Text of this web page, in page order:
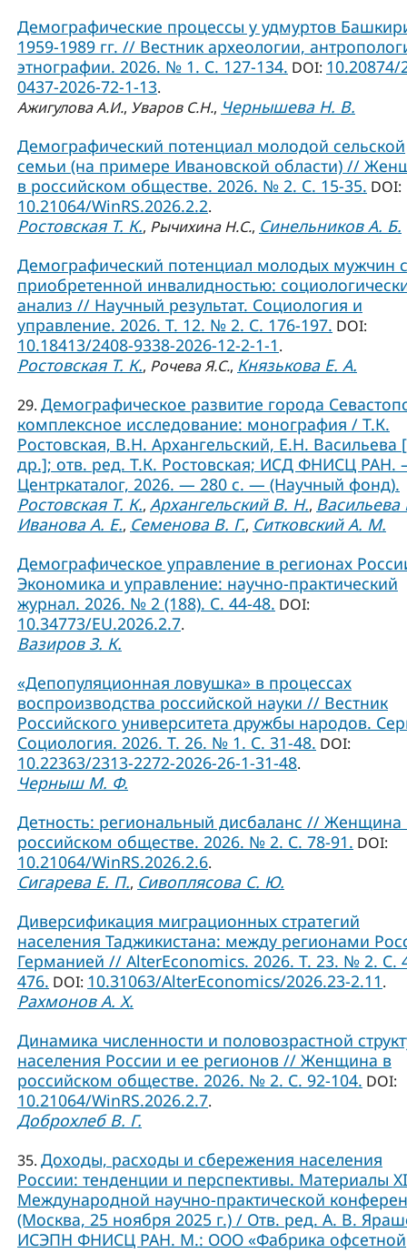
Демографические процессы у удмуртов
1959-1989 гг. // Вестник археологии,
этнографии. 2026. № 1. С. 127-134. DOI: 10.20874/
0437-2026-72-1-13.
Ажигулова А.И., Уваров С.Н., Чернышева Н. В.
Демографический потенциал молодой сельской
семьи (на примере Ивановской области) //
в российском обществе. 2026. № 2. С. 15-35. DOI:
10.21064/WinRS.2026.2.2.
Ростовская Т. К., Рычихина Н.С., Синельников А. Б.
Демографический потенциал молодых мужчин с
приобретенной инвалидностью:
анализ // Научный результат. Социология и
управление. 2026. Т. 12. № 2. С. 176-197. DOI:
10.18413/2408-9338-2026-12-2-1-1.
Ростовская Т. К., Рочева Я.С., Князькова Е. А.
29. Демографическое развитие города
комплексное исследование: монография / Т.К.
Ростовская, В.Н. Архангельский, Е.Н. Васильева
др.]; отв. ред. Т.К. Ростовская; ИСД ФНИСЦ
Центркаталог, 2026. — 280 с. — (Научный фонд).
Ростовская Т. К., Архангельский В. Н., Васильева
Иванова А. Е., Семенова В. Г., Ситковский А. М.
Демографическое управление в регионах
Экономика и управление: научно-практический
журнал. 2026. № 2 (188). С. 44-48. DOI:
10.34773/EU.2026.2.7.
Вазиров З. К.
«Депопуляционная ловушка» в процессах
воспроизводства российской науки // Вестник
Российского университета дружбы народов.
Социология. 2026. Т. 26. № 1. C. 31-48. DOI:
10.22363/2313-2272-2026-26-1-31-48.
Черныш М. Ф.
Детность: региональный дисбаланс // Женщина
российском обществе. 2026. № 2. С. 78-91. DOI:
10.21064/WinRS.2026.2.6.
Сигарева Е. П., Сивоплясова С. Ю.
Диверсификация миграционных стратегий
населения Таджикистана: между регионами
Германией // AlterEconomics. 2026. Т. 23. № 2. С.
476. DOI: 10.31063/AlterEconomics/2026.23-2.11.
Рахмонов А. Х.
Динамика численности и половозрастной
населения России и ее регионов // Женщина в
российском обществе. 2026. № 2. С. 92-104. DOI:
10.21064/WinRS.2026.2.7.
Доброхлеб В. Г.
35. Доходы, расходы и сбережения населения
России: тенденции и перспективы. Материалы XI
Международной научно-практической
(Москва, 25 ноября 2025 г.) / Отв. ред. А. В.
ИСЭПН ФНИСЦ РАН. М.: ООО «Фабрика офсетной